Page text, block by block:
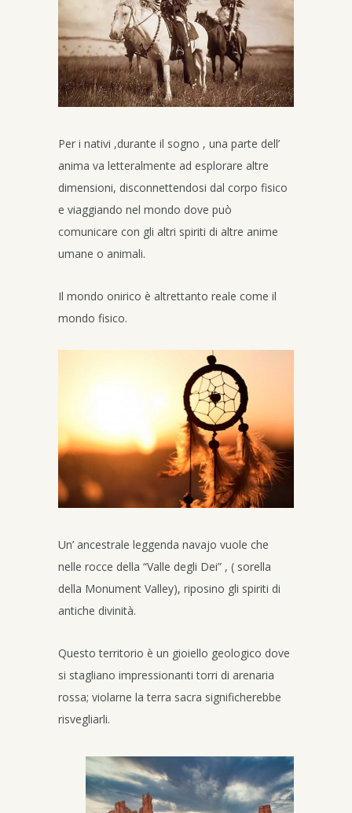
Per i nativi ,durante il sogno , una parte dell’
anima va letteralmente ad esplorare altre
dimensioni, disconnettendosi dal corpo fisico
e viaggiando nel mondo dove può
comunicare con gli altri spiriti di altre anime
umane o animali.
Il mondo onirico è altrettanto reale come il
mondo fisico.
Un’ ancestrale leggenda navajo vuole che
nelle rocce della “Valle degli Dei” , ( sorella
della Monument Valley), riposino gli spiriti di
antiche divinità.
Questo territorio è un gioiello geologico dove
si stagliano impressionanti torri di arenaria
rossa; violarne la terra sacra significherebbe
risvegliarli.